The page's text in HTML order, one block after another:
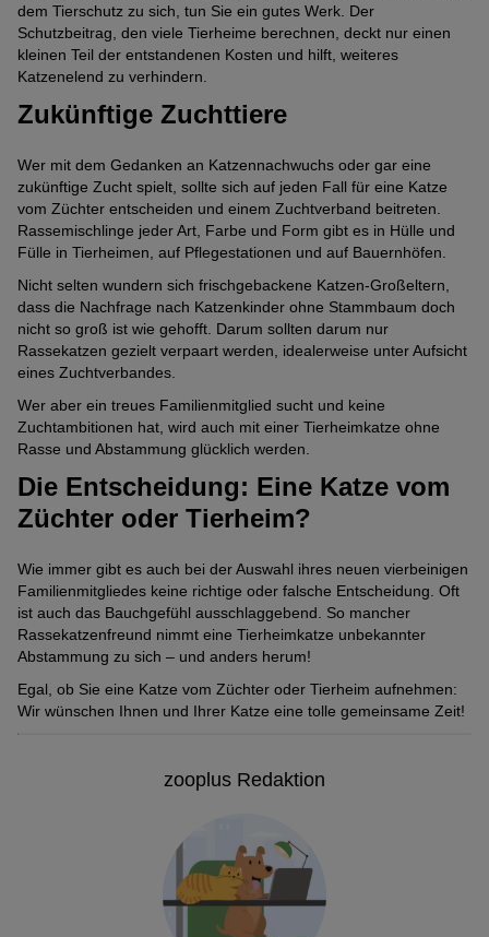
dem Tierschutz zu sich, tun Sie ein gutes Werk. Der
Schutzbeitrag, den viele Tierheime berechnen, deckt nur einen
kleinen Teil der entstandenen Kosten und hilft, weiteres
Katzenelend zu verhindern.
Zukünftige Zuchttiere
Wer mit dem Gedanken an Katzennachwuchs oder gar eine
zukünftige Zucht spielt, sollte sich auf jeden Fall für eine Katze
vom Züchter entscheiden und einem Zuchtverband beitreten.
Rassemischlinge jeder Art, Farbe und Form gibt es in Hülle und
Fülle in Tierheimen, auf Pflegestationen und auf Bauernhöfen.
Nicht selten wundern sich frischgebackene Katzen-Großeltern,
dass die Nachfrage nach Katzenkinder ohne Stammbaum doch
nicht so groß ist wie gehofft. Darum sollten darum nur
Rassekatzen gezielt verpaart werden, idealerweise unter Aufsicht
eines Zuchtverbandes.
Wer aber ein treues Familienmitglied sucht und keine
Zuchtambitionen hat, wird auch mit einer Tierheimkatze ohne
Rasse und Abstammung glücklich werden.
Die Entscheidung: Eine Katze vom
Züchter oder Tierheim?
Wie immer gibt es auch bei der Auswahl ihres neuen vierbeinigen
Familienmitgliedes keine richtige oder falsche Entscheidung. Oft
ist auch das Bauchgefühl ausschlaggebend. So mancher
Rassekatzenfreund nimmt eine Tierheimkatze unbekannter
Abstammung zu sich – und anders herum!
Egal, ob Sie eine Katze vom Züchter oder Tierheim aufnehmen:
Wir wünschen Ihnen und Ihrer Katze eine tolle gemeinsame Zeit!
zooplus Redaktion